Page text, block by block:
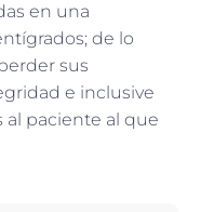
en una
de lo
sus
e inclusive
paciente al que